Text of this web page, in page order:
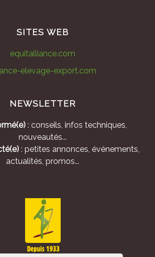
SITES WEB
equitalliance.com
elevage-export.com
NEWSLETTER
: conseils, infos techniques,
nouveautés...
: petites annonces, événements,
actualités, promos...